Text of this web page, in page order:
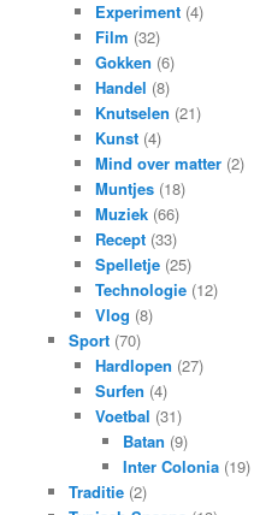
Experiment (4)
Film (32)
Gokken (6)
Handel (8)
Knutselen (21)
Kunst (4)
Mind over matter (2)
Muntjes (18)
Muziek (66)
Recept (33)
Spelletje (25)
Technologie (12)
Vlog (8)
Sport(70)
Hardlopen (27)
Surfen (4)
Voetbal (31)
Batan (9)
Inter Colonia(19)
Traditie(2)